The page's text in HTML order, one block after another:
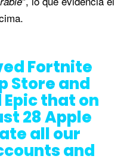
Fortnite
Store and
that on
28 Apple
all our
and